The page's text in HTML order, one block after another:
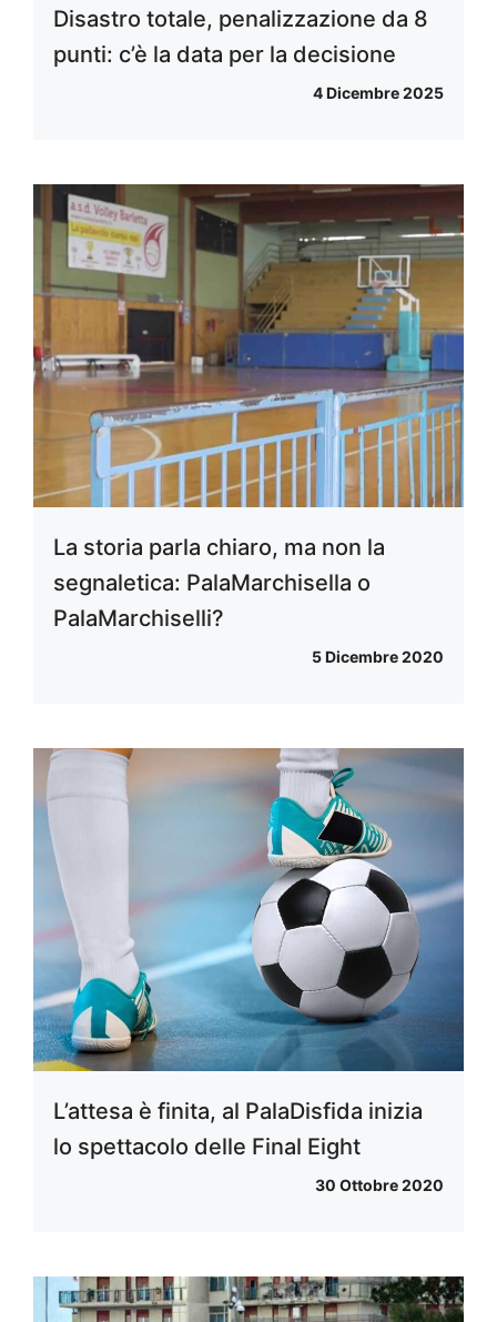
Disastro totale, penalizzazione da 8
punti: c’è la data per la decisione
4 Dicembre 2025
La storia parla chiaro, ma non la
segnaletica: PalaMarchisella o
PalaMarchiselli?
5 Dicembre 2020
L’attesa è finita, al PalaDisfida inizia
lo spettacolo delle Final Eight
30 Ottobre 2020